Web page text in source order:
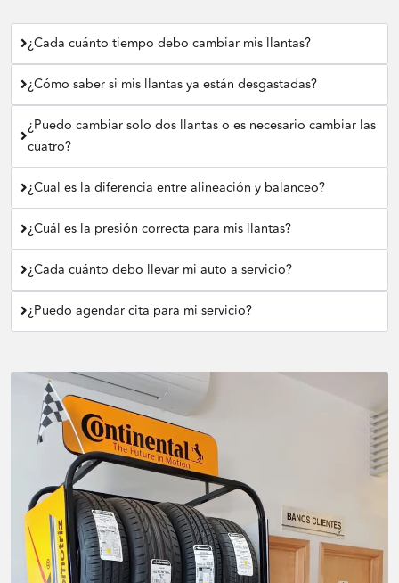
¿Cada cuánto tiempo debo cambiar mis llantas?
¿Cómo saber si mis llantas ya están desgastadas?
¿Puedo cambiar solo dos llantas o es necesario cambiar las
cuatro?
¿Cual es la diferencia entre alineación y balanceo?
¿Cuál es la presión correcta para mis llantas?
¿Cada cuánto debo llevar mi auto a servicio?
¿Puedo agendar cita para mi servicio?